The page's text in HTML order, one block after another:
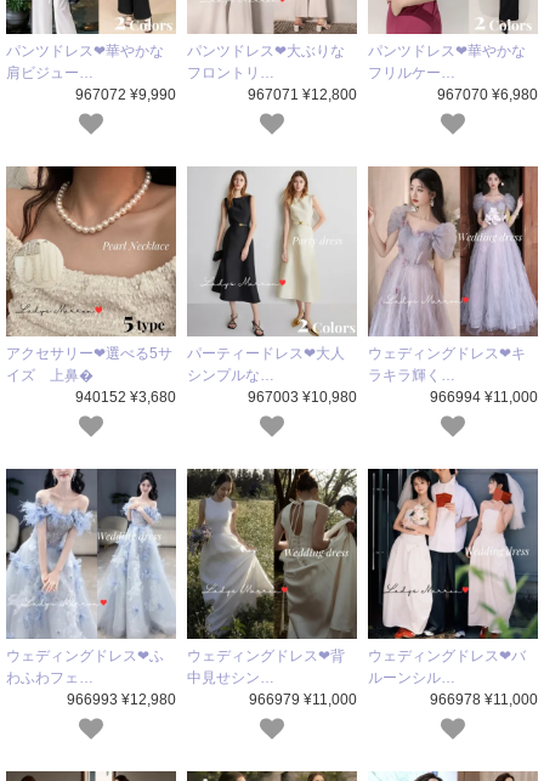
パンツドレス❤華やかな
肩ビジュー…
967072 ¥9,990
パンツドレス❤大ぶりな
フロントリ…
967071 ¥12,800
パンツドレス❤華やかな
フリルケー…
967070 ¥6,980
アクセサリー❤選べる5サ
イズ 上鼻�
940152 ¥3,680
パーティードレス❤大人
シンプルな…
967003 ¥10,980
ウェディングドレス❤キ
ラキラ輝く…
966994 ¥11,000
ウェディングドレス❤ふ
わふわフェ…
966993 ¥12,980
ウェディングドレス❤背
中見せシン…
966979 ¥11,000
ウェディングドレス❤バ
ルーンシル…
966978 ¥11,000